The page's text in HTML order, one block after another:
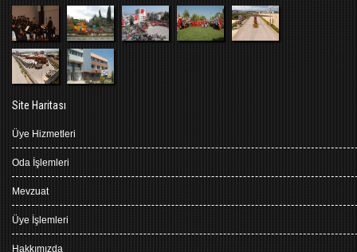
Site Haritası
Üye Hizmetleri
Oda İşlemleri
Mevzuat
Üye İşlemleri
Hakkımızda